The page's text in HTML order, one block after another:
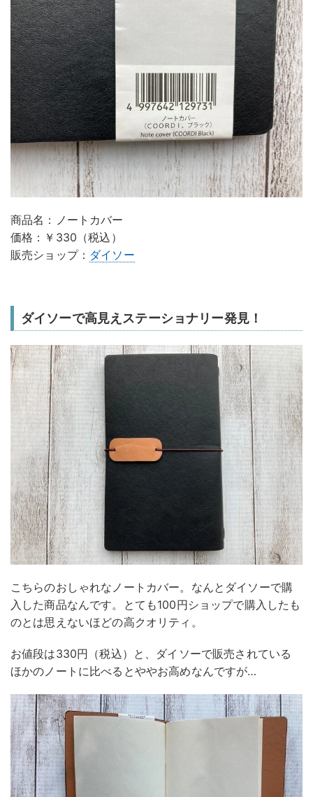
商品名：ノートカバー
価格：￥330（税込）
販売ショップ： ダイソー
ダイソーで高見えステーショナリー発見！
こちらのおしゃれなノートカバー。なんとダイソーで購
入した商品なんです。とても100円ショップで購入したも
のとは思えないほどの高クオリティ。
お値段は330円（税込）と、ダイソーで販売されている
ほかのノートに比べるとややお高めなんですが…